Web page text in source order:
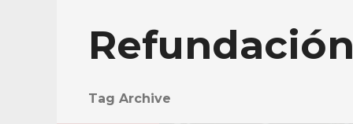
Refundación
Tag Archive